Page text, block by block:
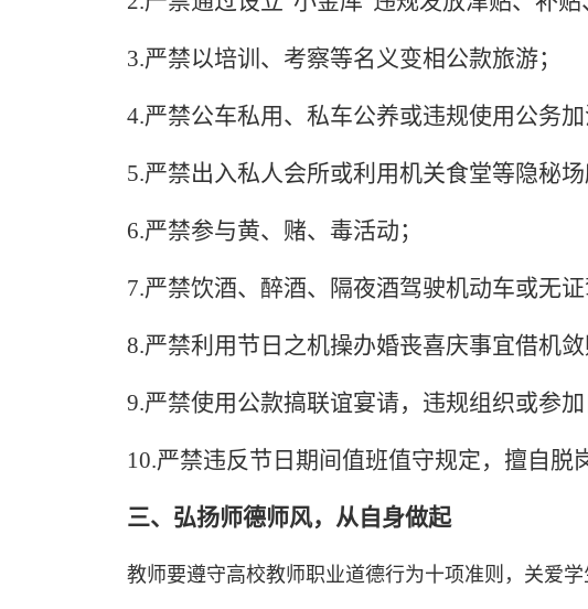
3.严禁以培训、考察等名义变相公款旅游；
4.严禁公车私用、私车公养或违规使用公务
5.严禁出入私人会所或利用机关食堂等隐秘
6.严禁参与黄、赌、毒活动；
7.严禁饮酒、醉酒、隔夜酒驾驶机动车或无证
8.严禁利用节日之机操办婚丧喜庆事宜借机敛
9.严禁使用公款搞联谊宴请，违规组织或参
10.严禁违反节日期间值班值守规定，擅自脱
三、弘扬师德师风，从自身做起
教师要遵守高校教师职业道德行为十项准则，关爱